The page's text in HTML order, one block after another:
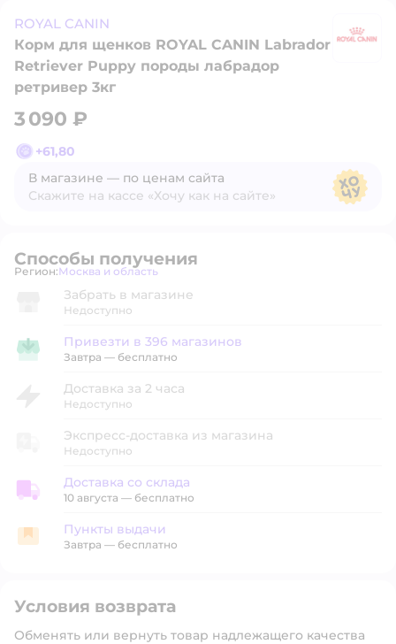
ROYAL CANIN
Корм для щенков ROYAL CANIN Labrador
Retriever Puppy породы лабрадор
ретривер 3кг
3 090 ₽
+61,80
В магазине — по ценам сайта
Скажите на кассе «Хочу как на сайте»
Способы получения
Регион: Выбор адреса доставки.
Москва и область
Забрать в магазине
Недоступно
Привезти в магазин
Привезти в 396 магазинов
Завтра — бесплатно
Доставка за 2 часа
Недоступно
Экспресс-доставка из магазина
Недоступно
Доставка со склада
Доставка со склада
10 августа — бесплатно
Пункты выдачи
Пункты выдачи
Завтра — бесплатно
Условия возврата
Обменять или вернуть товар надлежащего качества